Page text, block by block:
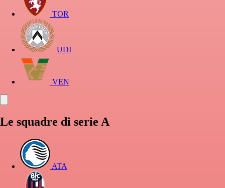
TOR
UDI
VEN
Le squadre di serie A
ATA